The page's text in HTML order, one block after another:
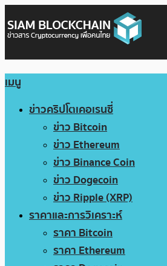
เมนู
ข่าวคริปโตเคอเรนซี่
ข่าว Bitcoin
ข่าว Ethereum
ข่าว Binance Coin
ข่าว Dogecoin
ข่าว Ripple (XRP)
ราคาและการวิเคราะห์
ราคา Bitcoin
ราคา Ethereum